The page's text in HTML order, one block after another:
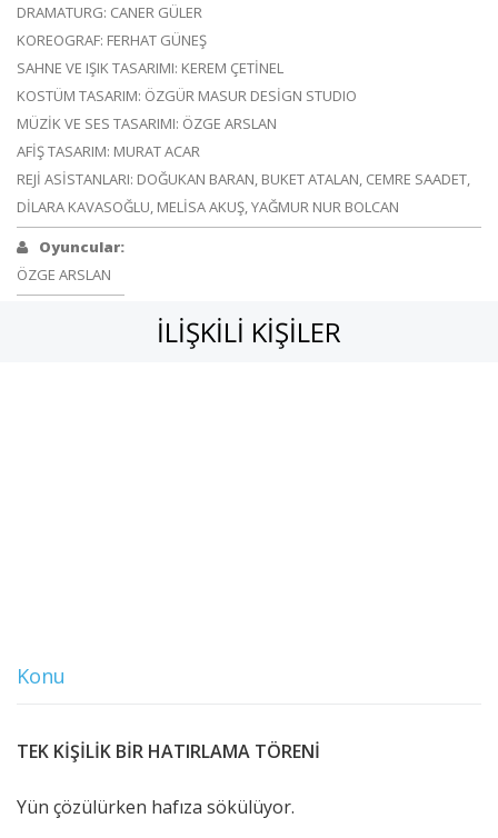
DRAMATURG: CANER GÜLER
KOREOGRAF: FERHAT GÜNEŞ
SAHNE VE IŞIK TASARIMI: KEREM ÇETİNEL
KOSTÜM TASARIM: ÖZGÜR MASUR DESİGN STUDIO
MÜZİK VE SES TASARIMI: ÖZGE ARSLAN
AFİŞ TASARIM: MURAT ACAR
REJİ ASİSTANLARI: DOĞUKAN BARAN, BUKET ATALAN, CEMRE SAADET,
DİLARA KAVASOĞLU, MELİSA AKUŞ, YAĞMUR NUR BOLCAN
Oyuncular:
ÖZGE ARSLAN
İLIŞKILI KIŞILER
Konu
TEK KİŞİLİK BİR HATIRLAMA TÖRENİ
Yün çözülürken hafıza sökülüyor.